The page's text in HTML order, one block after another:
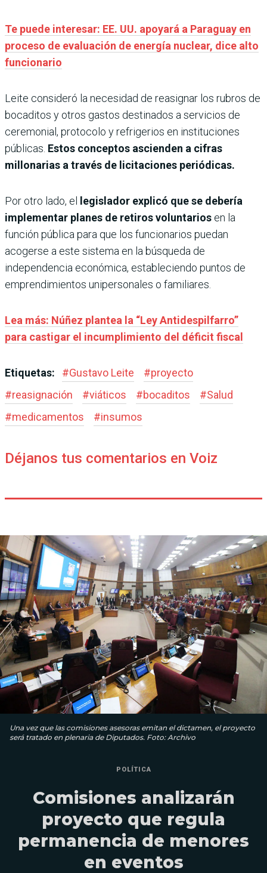
Te puede interesar: EE. UU. apoyará a Paraguay en
proceso de evaluación de energía nuclear, dice alto
funcionario
Leite consideró la necesidad de reasignar los rubros de
bocaditos y otros gastos destinados a servicios de
ceremonial, protocolo y refrigerios en instituciones
públicas. Estos conceptos ascienden a cifras
millonarias a través de licitaciones periódicas.
Por otro lado, el legislador explicó que se debería
implementar planes de retiros voluntarios en la
función pública para que los funcionarios puedan
acogerse a este sistema en la búsqueda de
independencia económica, estableciendo puntos de
emprendimientos unipersonales o familiares.
Lea más: Núñez plantea la “Ley Antidespilfarro”
para castigar el incumplimiento del déficit fiscal
Etiquetas: #Gustavo Leite #proyecto
#reasignación #viáticos #bocaditos #Salud
#medicamentos #insumos
Déjanos tus comentarios en Voiz
Una vez que las comisiones asesoras emitan el dictamen, el proyecto
será tratado en plenaria de Diputados. Foto: Archivo
POLÍTICA
Comisiones analizarán
proyecto que regula
permanencia de menores
en eventos